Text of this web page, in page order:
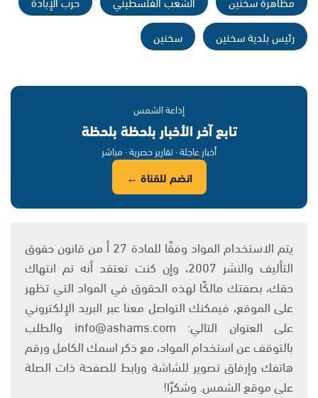
رئيس بلدية سخنين
سخنين
إذاعة الشمس
تابع آخر الأخبار بلحظة بلحظة
أخبار عاجلة · تقارير حصرية · مباشر
انضم للقناة ←
يتم الاستخدام المواد وفقًا للمادة 27 أ من قانون حقوق
التأليف والنشر 2007، وإن كنت تعتقد أنه تم انتهاك
حقك، بصفتك مالكًا لهذه الحقوق في المواد التي تظهر
على الموقع، فيمكنك التواصل معنا عبر البريد الإلكتروني
على العنوان التالي: info@ashams.com والطلب
بالتوقف عن استخدام المواد، مع ذكر اسمك الكامل ورقم
هاتفك وإرفاق تصوير للشاشة ورابط للصفحة ذات الصلة
على موقع الشمس. وشكرًا!